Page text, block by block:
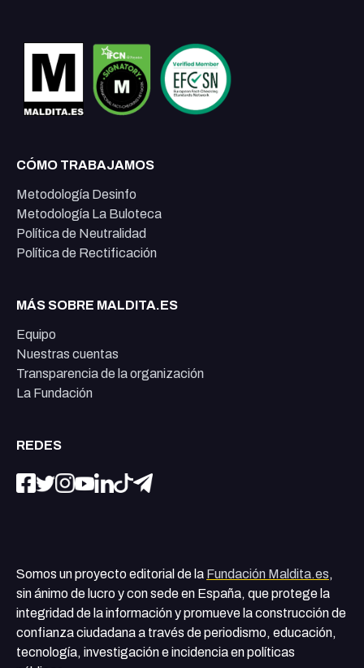
CÓMO TRABAJAMOS
Metodología Desinfo
Metodología La Buloteca
Política de Neutralidad
Política de Rectificación
MÁS SOBRE MALDITA.ES
Equipo
Nuestras cuentas
Transparencia de la organización
La Fundación
REDES
Somos un proyecto editorial de la Fundación Maldita.es,
sin ánimo de lucro y con sede en España, que protege la
integridad de la información y promueve la construcción de
confianza ciudadana a través de periodismo, educación,
tecnología, investigación e incidencia en políticas